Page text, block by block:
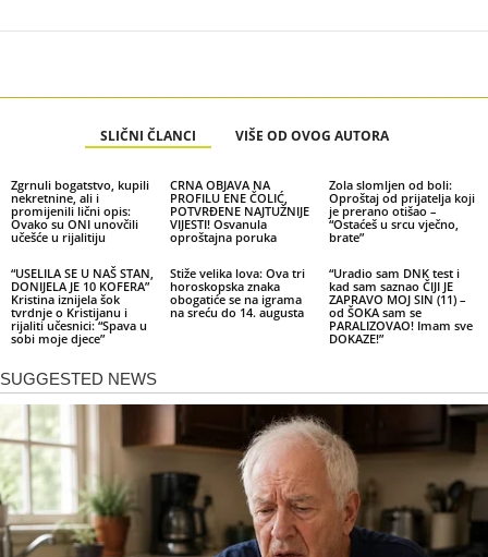
SLIČNI ČLANCI VIŠE OD OVOG AUTORA
Zgrnuli bogatstvo, kupili
nekretnine, ali i
promijenili lični opis:
Ovako su ONI unovčili
učešće u rijalitiju
CRNA OBJAVA NA
PROFILU ENE ČOLIĆ,
POTVRĐENE NAJTUŽNIJE
VIJESTI! Osvanula
oproštajna poruka
Zola slomljen od boli:
Oproštaj od prijatelja koji
je prerano otišao –
“Ostaćeš u srcu vječno,
brate”
“USELILA SE U NAŠ STAN,
DONIJELA JE 10 KOFERA”
Kristina iznijela šok
tvrdnje o Kristijanu i
rijaliti učesnici: “Spava u
sobi moje djece”
Stiže velika lova: Ova tri
horoskopska znaka
obogatiće se na igrama
na sreću do 14. augusta
“Uradio sam DNK test i
kad sam saznao ČIJI JE
ZAPRAVO MOJ SIN (11) –
od ŠOKA sam se
PARALIZOVAO! Imam sve
DOKAZE!”